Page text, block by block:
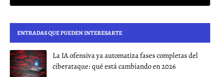
ENTRADAS QUE PUEDEN INTERESARTE
La IA ofensiva ya automatiza fases completas del
ciberataque: qué está cambiando en 2026